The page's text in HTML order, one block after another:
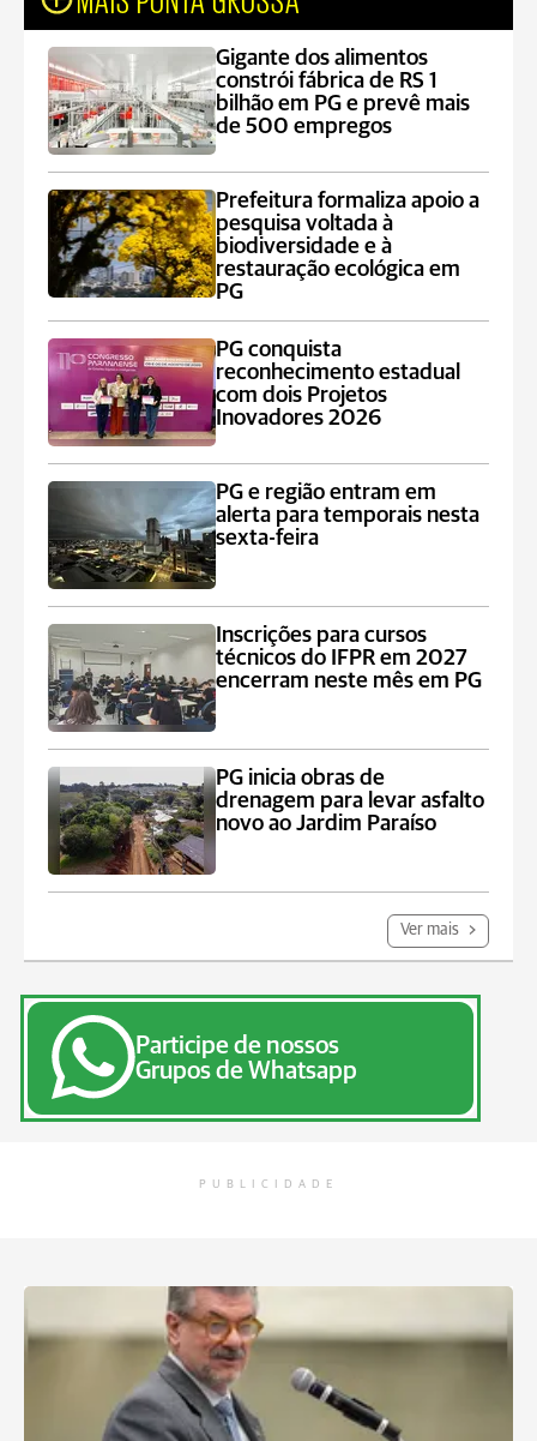
Gigante dos alimentos
constrói fábrica de RS 1
bilhão em PG e prevê mais
de 500 empregos
Prefeitura formaliza apoio a
pesquisa voltada à
biodiversidade e à
restauração ecológica em
PG
PG conquista
reconhecimento estadual
com dois Projetos
Inovadores 2026
PG e região entram em
alerta para temporais nesta
sexta-feira
Inscrições para cursos
técnicos do IFPR em 2027
encerram neste mês em PG
PG inicia obras de
drenagem para levar asfalto
novo ao Jardim Paraíso
Ver mais
Participe de nossos
Grupos de Whatsapp
PUBLICIDADE